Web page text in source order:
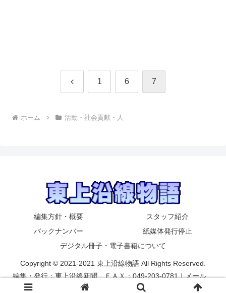
前 1 6 7
ホーム 活動・社会貢献・人
編集方針・概要
スタッフ紹介
バックナンバー
紙媒体発行停止
デジタル冊子・電子書籍について
Copyright © 2021-2021 東上沿線物語 All Rights Reserved.
編集・発行：東上沿線新聞 ＦＡＸ：049-203-0781｜メール
yyykaneko2002@yahoo.co.jp